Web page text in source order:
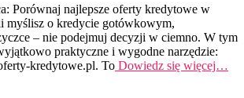
Porównaj najlepsze oferty kredytowe w
myślisz o kredycie gotówkowym,
– nie podejmuj decyzji w ciemno. W tym
praktyczne i wygodne narzędzie:
kredytowe.pl. To Dowiedz się więcej…